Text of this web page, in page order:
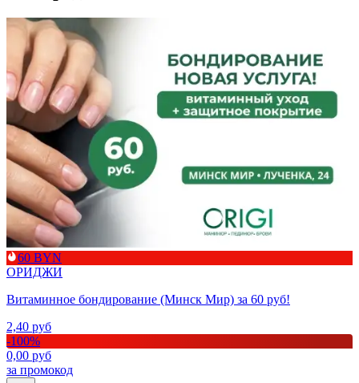
60 BYN
ОРИДЖИ
Витаминное бондирование (Минск Мир) за 60 руб!
2,40 руб
-100%
0,00 руб
за промокод